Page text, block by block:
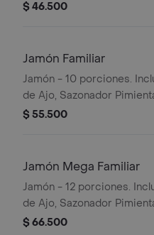
Pepperoncini.
$ 46.500
Jamón Familiar
Jamón - 10 porciones.
de Ajo, Sazonador
Pepperoncini.
$ 55.500
Jamón Mega Familiar
Jamón - 12 porciones.
de Ajo, Sazonador
Pepperoncini.
$ 66.500